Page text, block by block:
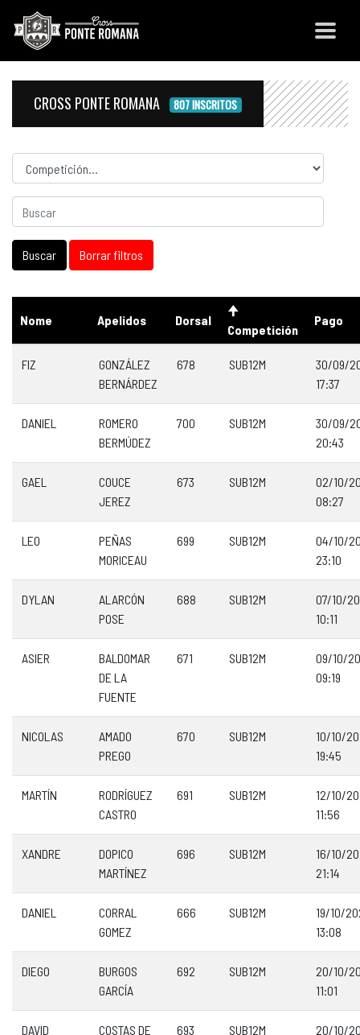
CROSS PONTE ROMANA 807 INSCRITOS
Competicion
Nome Apelidos Dorsal
Competición
Pago
FIZ
GONZÁLEZ
BERNÁRDEZ
678 SUB12M
30/09/
17:37
DANIEL
ROMERO
BERMÚDEZ
700 SUB12M
30/09/
20:43
GAEL
COUCE
JEREZ
673 SUB12M
02/10/
08:27
LEO
PEÑAS
MORICEAU
699 SUB12M
04/10/
23:10
DYLAN
ALARCÓN
POSE
688 SUB12M
07/10/
10:11
ASIER
BALDOMAR
DE LA
FUENTE
671 SUB12M
09/10/
09:19
NICOLAS
AMADO
PREGO
670 SUB12M
10/10/
19:45
MARTÍN
RODRÍGUEZ
CASTRO
691 SUB12M
12/10/
11:56
XANDRE
DOPICO
MARTÍNEZ
696 SUB12M
16/10/
21:14
DANIEL
CORRAL
GOMEZ
666 SUB12M
19/10/
13:08
DIEGO
BURGOS
GARCÍA
692 SUB12M
20/10/
11:01
DAVID
COSTAS DE
693 SUB12M
20/10/